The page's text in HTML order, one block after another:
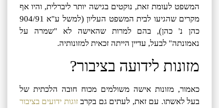
המשפט לעומת זאת, נוקטים בגישה יותר ליברלית, והיו אף
מקרים שהגיעו לבית המשפט העליון (למשל ע"א 904/91
כהן נ' כהן), בהם למרות שהאישה לא "שמרה על
נאמונתה" לבעל, עדיין הייתה זכאית למזונותיה.
מזונות לידועה בציבור?
כאמור, מזונות אישה משולמים מכוח חובה הלכתית של
בעל לאשתו. עם זאת, לעתים גם בקרבזוגות ידועים בציבור